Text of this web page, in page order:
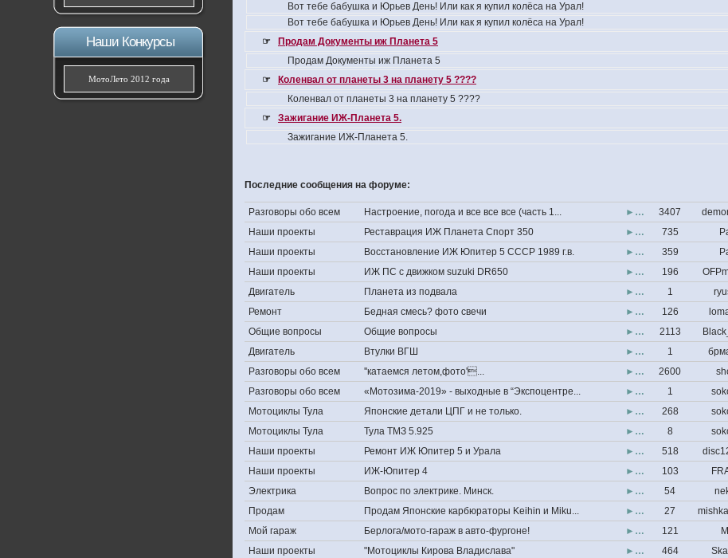
Наши Конкурсы
МотоЛето 2012 года
Вот тебе бабушка и Юрьев День! Или как я купил колёса на Урал!
Вот тебе бабушка и Юрьев День! Или как я купил колёса на Урал!
☞
Продам Документы иж Планета 5
Продам Документы иж Планета 5
☞
Коленвал от планеты 3 на планету 5 ????
Коленвал от планеты 3 на планету 5 ????
☞
Зажигание ИЖ-Планета 5.
Зажигание ИЖ-Планета 5.
Последние сообщения на форуме:
Разговоры обо всем Настроение, погода и все все все (часть 1... ►… 3407
Наши проекты Реставрация ИЖ Планета Спорт 350 ►… 735
Наши проекты Восстановление ИЖ Юпитер 5 СССР 1989 г.в. ►… 359
Наши проекты ИЖ ПС с движком suzuki DR650 ►… 196
Двигатель Планета из подвала ►… 1
Ремонт Бедная смесь? фото свечи ►… 126
Общие вопросы Общие вопросы ►… 2113
Двигатель Втулки ВГШ ►… 1
Разговоры обо всем ''катаемся летом,фото'... ►… 2600
Разговоры обо всем «Мотозима-2019» - выходные в “Экспоцентре... ►… 1
Мотоциклы Тула Японские детали ЦПГ и не только. ►… 268
Мотоциклы Тула Тула ТМЗ 5.925 ►… 8
Наши проекты Ремонт ИЖ Юпитер 5 и Урала ►… 518
Наши проекты ИЖ-Юпитер 4 ►… 103
Электрика Вопрос по электрике. Минск. ►… 54
Продам Продам Японские карбюраторы Keihin и Miku... ►… 27
Мой гараж Берлога/мото-гараж в авто-фургоне! ►… 121
Наши проекты "Мотоциклы Кирова Владислава" ►… 464